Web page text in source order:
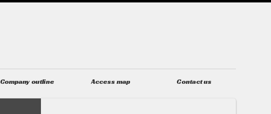
Company outline Access map Contact us